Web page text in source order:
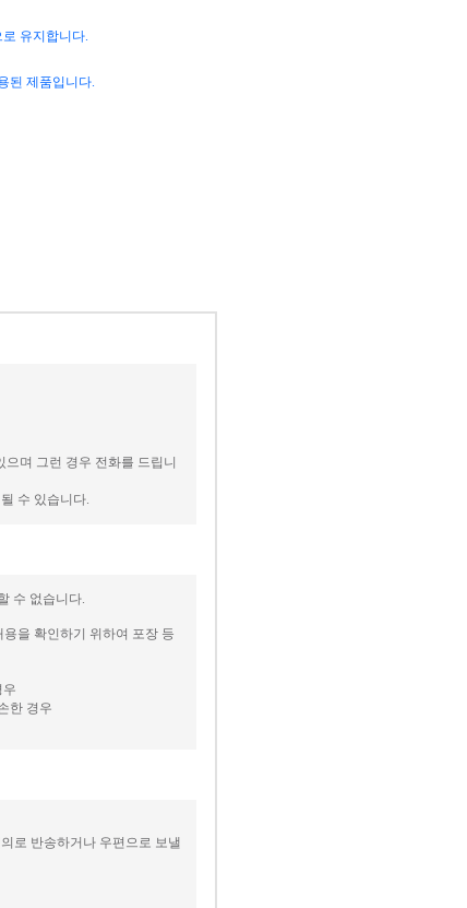
유지합니다.
된 제품입니다.
며 그런 경우 전화를 드립니
수 있습니다.
수 없습니다.
을 확인하기 위하여 포장 등
우
한 경우
로 반송하거나 우편으로 보낼